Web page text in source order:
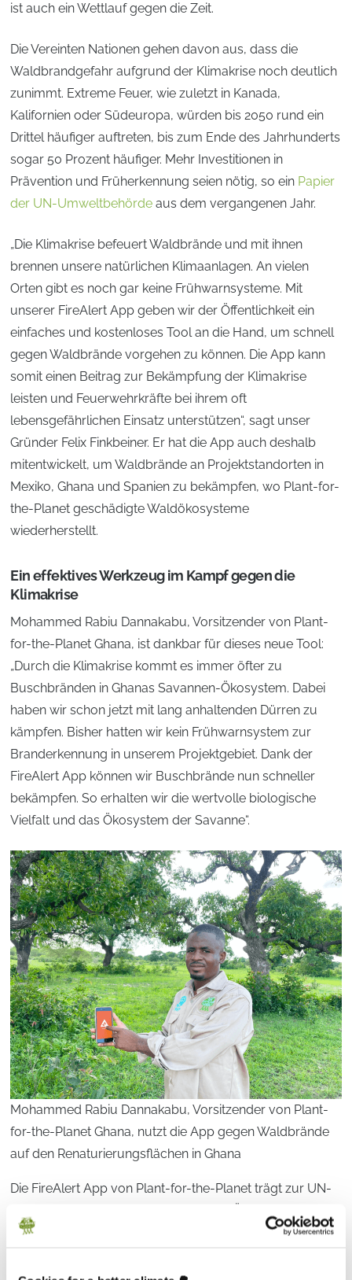
ist auch ein Wettlauf gegen die Zeit.
Die Vereinten Nationen gehen davon aus, dass die
Waldbrandgefahr aufgrund der Klimakrise noch deutlich
zunimmt. Extreme Feuer, wie zuletzt in Kanada,
Kalifornien oder Südeuropa, würden bis 2050 rund ein
Drittel häufiger auftreten, bis zum Ende des Jahrhunderts
sogar 50 Prozent häufiger. Mehr Investitionen in
Prävention und Früherkennung seien nötig, so ein Papier
der UN-Umweltbehörde aus dem vergangenen Jahr.
„Die Klimakrise befeuert Waldbrände und mit ihnen
brennen unsere natürlichen Klimaanlagen. An vielen
Orten gibt es noch gar keine Frühwarnsysteme. Mit
unserer FireAlert App geben wir der Öffentlichkeit ein
einfaches und kostenloses Tool an die Hand, um schnell
gegen Waldbrände vorgehen zu können. Die App kann
somit einen Beitrag zur Bekämpfung der Klimakrise
leisten und Feuerwehrkräfte bei ihrem oft
lebensgefährlichen Einsatz unterstützen“, sagt unser
Gründer Felix Finkbeiner. Er hat die App auch deshalb
mitentwickelt, um Waldbrände an Projektstandorten in
Mexiko, Ghana und Spanien zu bekämpfen, wo Plant-for-
the-Planet geschädigte Waldökosysteme
wiederherstellt.
Ein effektives Werkzeug im Kampf gegen die
Klimakrise
Mohammed Rabiu Dannakabu, Vorsitzender von Plant-
for-the-Planet Ghana, ist dankbar für dieses neue Tool:
„Durch die Klimakrise kommt es immer öfter zu
Buschbränden in Ghanas Savannen-Ökosystem. Dabei
haben wir schon jetzt mit lang anhaltenden Dürren zu
kämpfen. Bisher hatten wir kein Frühwarnsystem zur
Branderkennung in unserem Projektgebiet. Dank der
FireAlert App können wir Buschbrände nun schneller
bekämpfen. So erhalten wir die wertvolle biologische
Vielfalt und das Ökosystem der Savanne“.
Mohammed Rabiu Dannakabu, Vorsitzender von Plant-
for-the-Planet Ghana, nutzt die App gegen Waldbrände
auf den Renaturierungsflächen in Ghana
Die FireAlert App von Plant-for-the-Planet trägt zur UN-
einer globalen Initiative unter Leitung des UN-
Landwirtschaftsorganisation der Vereinten Nationen. Die